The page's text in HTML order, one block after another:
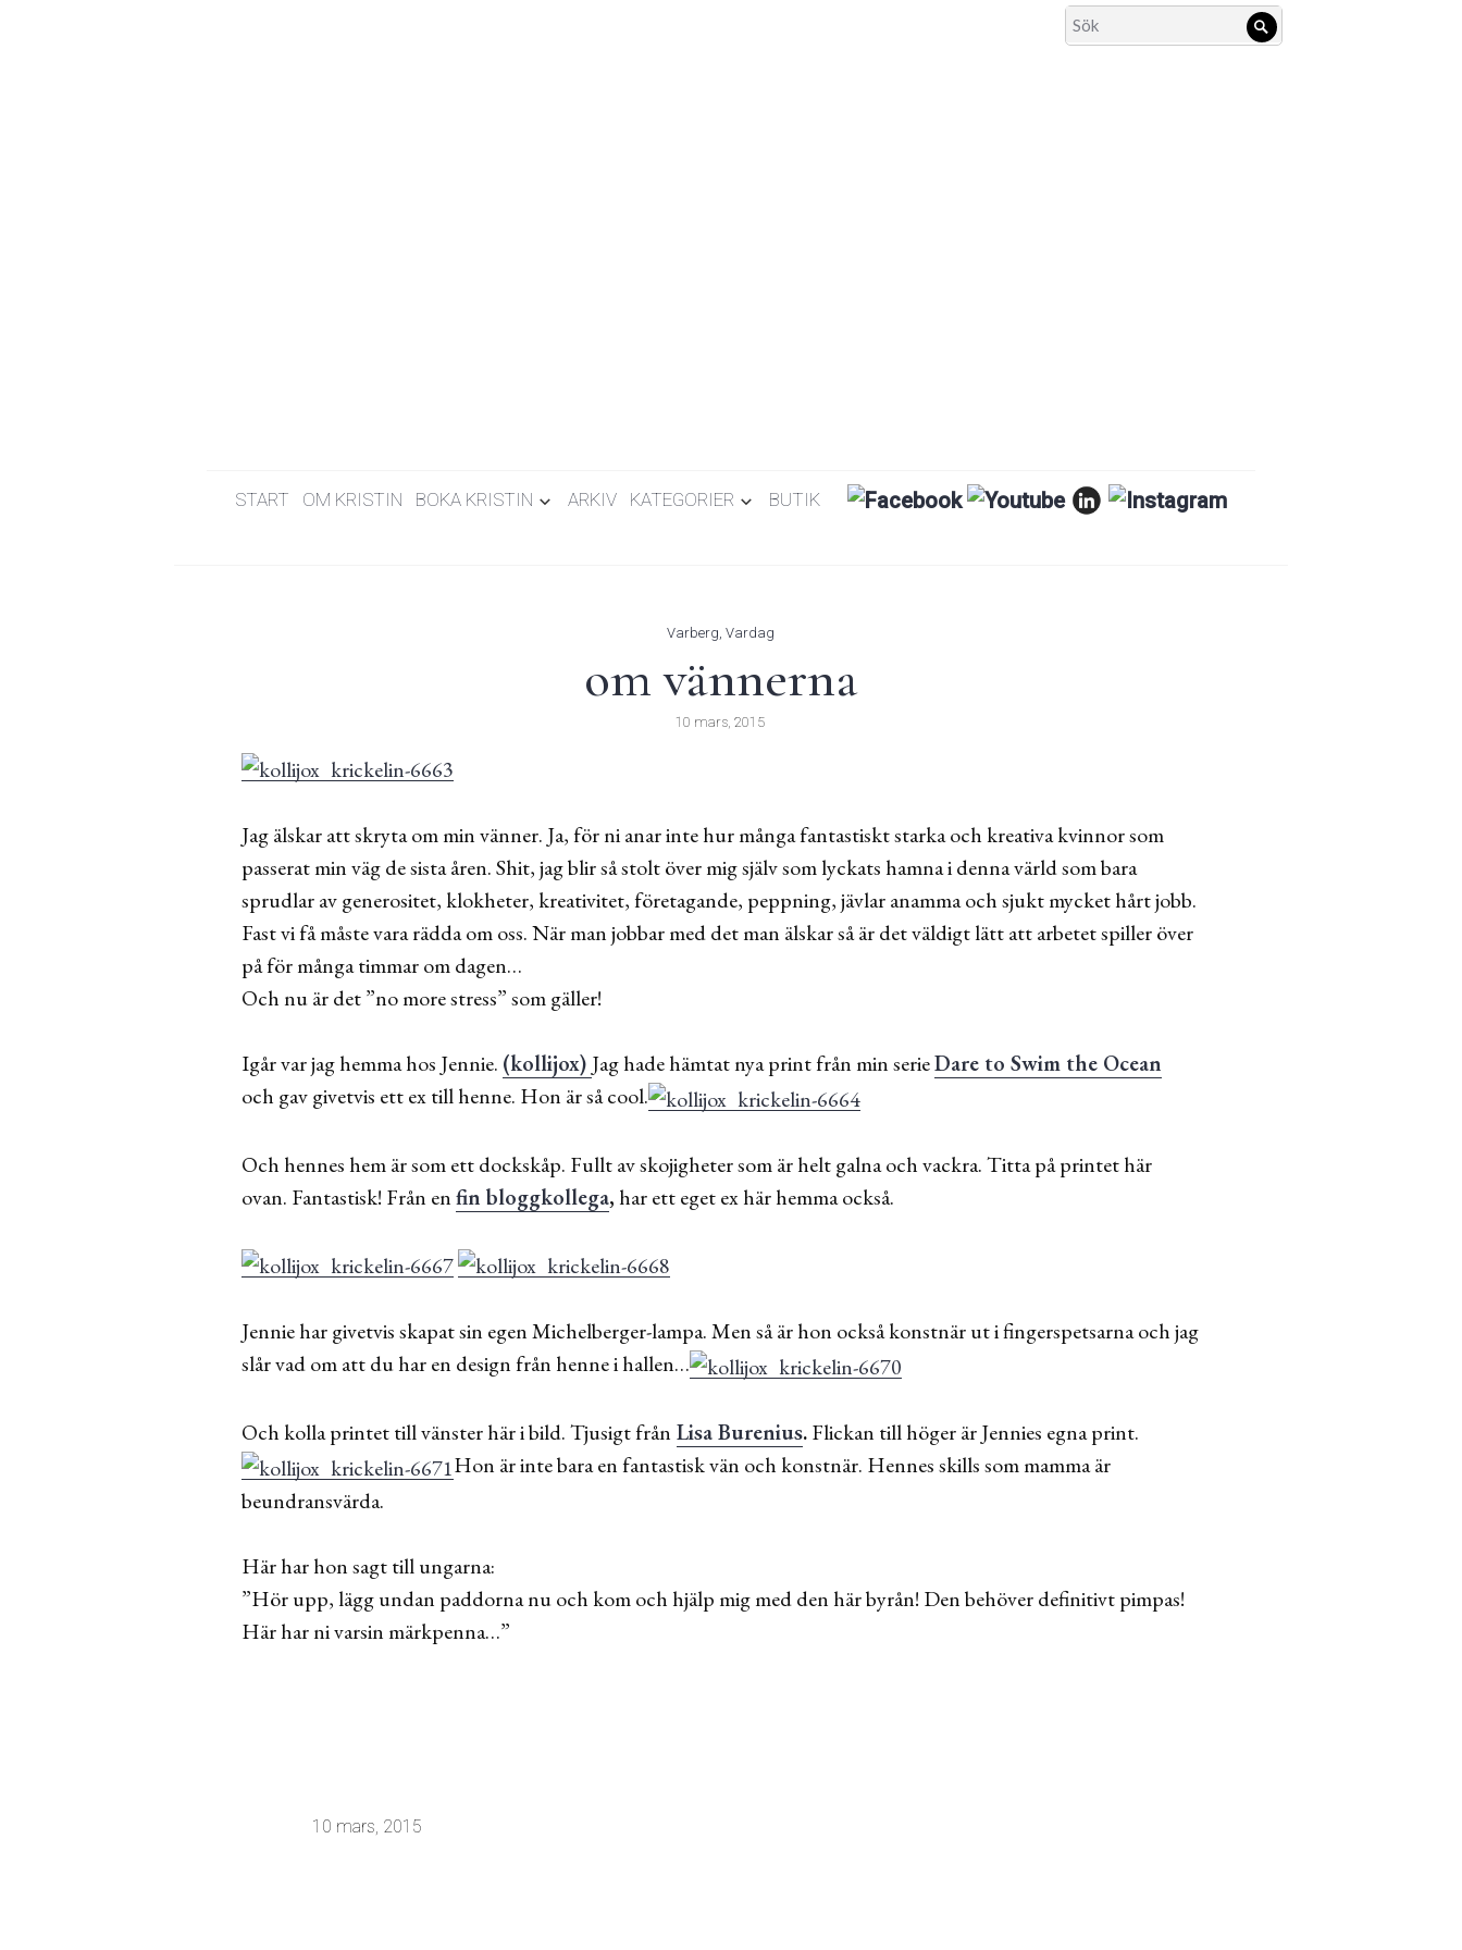
START OM KRISTIN BOKA KRISTIN ARKIV KATEGORIER BUTIK
Search
Sök
Varberg Vardag
om vännerna
10 mars, 2015
Jag älskar att skryta om min vänner. Ja, för ni anar inte hur många fantastiskt starka och kreativa kvinnor som
passerat min väg de sista åren. Shit, jag blir så stolt över mig själv som lyckats hamna i denna värld som bara
sprudlar av generositet, klokheter, kreativitet, företagande, peppning, jävlar anamma och sjukt mycket hårt jobb.
Fast vi få måste vara rädda om oss. När man jobbar med det man älskar så är det väldigt lätt att arbetet spiller över
på för många timmar om dagen…
Och nu är det ”no more stress” som gäller!
Igår var jag hemma hos Jennie. (kollijox) Jag hade hämtat nya print från min serieDare to Swim the Ocean
och gav givetvis ett ex till henne. Hon är så cool.
Och hennes hem är som ett dockskåp. Fullt av skojigheter som är helt galna och vackra. Titta på printet här
ovan. Fantastisk! Från enfin bloggkollega, har ett eget ex här hemma också.
Jennie har givetvis skapat sin egen Michelberger-lampa. Men så är hon också konstnär ut i fingerspetsarna och jag
slår vad om att du har en design från henne i hallen…
Och kolla printet till vänster här i bild. Tjusigt från Lisa Burenius.Flickan till höger är Jennies egna print.
Hon är inte bara en fantastisk vän och konstnär. Hennes skills som mamma är
beundransvärda.
Här har hon sagt till ungarna:
”Hör upp, lägg undan paddorna nu och kom och hjälp mig med den här byrån! Den behöver definitivt pimpas!
Här har ni varsin märkpenna…”
10 mars, 2015